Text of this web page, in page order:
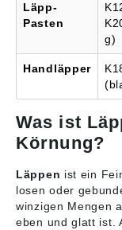
Läpp-
Pasten
g)
Handläpper
Was ist
Körnung?
Läppen ist ein
losen oder
winzigen Mengen
eben und glatt ist.